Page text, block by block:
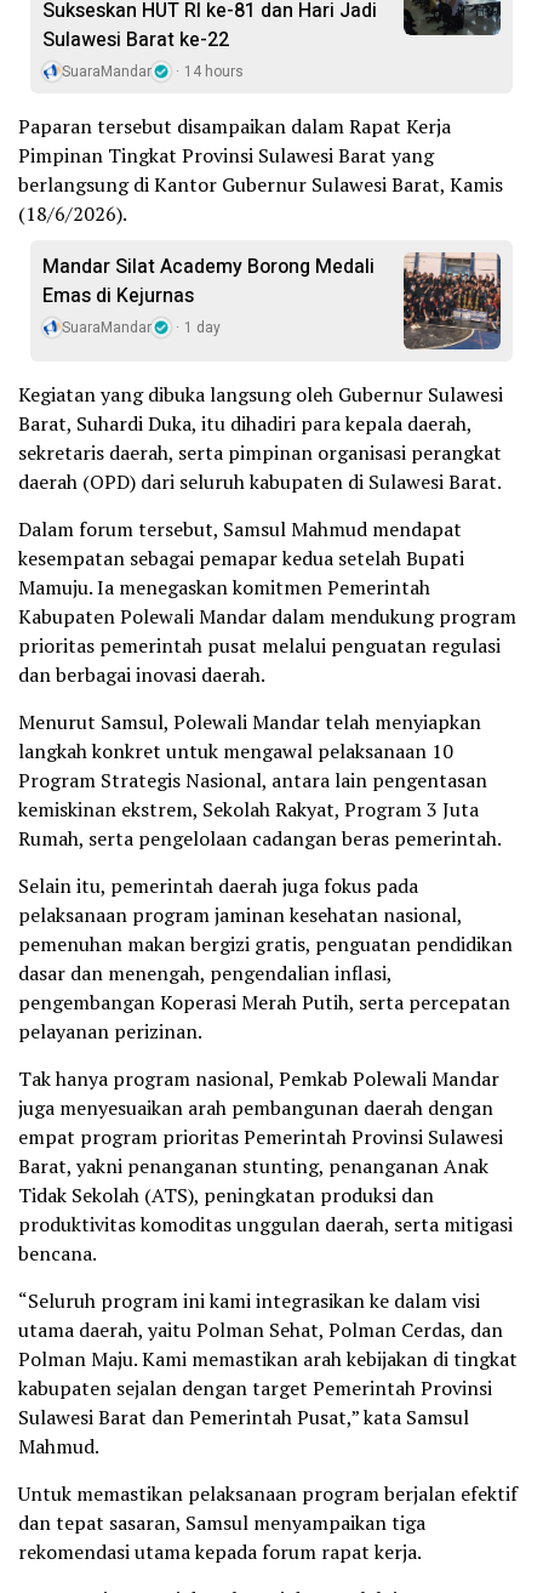
Sukseskan HUT RI ke-81 dan Hari Jadi
Sulawesi Barat ke-22
SuaraMandar 14 hours
Paparan tersebut disampaikan dalam Rapat Kerja
Pimpinan Tingkat Provinsi Sulawesi Barat yang
berlangsung di Kantor Gubernur Sulawesi Barat, Kamis
(18/6/2026).
Mandar Silat Academy Borong Medali
Emas di Kejurnas
SuaraMandar 1 day
Kegiatan yang dibuka langsung oleh Gubernur Sulawesi
Barat, Suhardi Duka, itu dihadiri para kepala daerah,
sekretaris daerah, serta pimpinan organisasi perangkat
daerah (OPD) dari seluruh kabupaten di Sulawesi Barat.
Dalam forum tersebut, Samsul Mahmud mendapat
kesempatan sebagai pemapar kedua setelah Bupati
Mamuju. Ia menegaskan komitmen Pemerintah
Kabupaten Polewali Mandar dalam mendukung program
prioritas pemerintah pusat melalui penguatan regulasi
dan berbagai inovasi daerah.
Menurut Samsul, Polewali Mandar telah menyiapkan
langkah konkret untuk mengawal pelaksanaan 10
Program Strategis Nasional, antara lain pengentasan
kemiskinan ekstrem, Sekolah Rakyat, Program 3 Juta
Rumah, serta pengelolaan cadangan beras pemerintah.
Selain itu, pemerintah daerah juga fokus pada
pelaksanaan program jaminan kesehatan nasional,
pemenuhan makan bergizi gratis, penguatan pendidikan
dasar dan menengah, pengendalian inflasi,
pengembangan Koperasi Merah Putih, serta percepatan
pelayanan perizinan.
Tak hanya program nasional, Pemkab Polewali Mandar
juga menyesuaikan arah pembangunan daerah dengan
empat program prioritas Pemerintah Provinsi Sulawesi
Barat, yakni penanganan stunting, penanganan Anak
Tidak Sekolah (ATS), peningkatan produksi dan
produktivitas komoditas unggulan daerah, serta mitigasi
bencana.
“Seluruh program ini kami integrasikan ke dalam visi
utama daerah, yaitu Polman Sehat, Polman Cerdas, dan
Polman Maju. Kami memastikan arah kebijakan di tingkat
kabupaten sejalan dengan target Pemerintah Provinsi
Sulawesi Barat dan Pemerintah Pusat,” kata Samsul
Mahmud.
Untuk memastikan pelaksanaan program berjalan efektif
dan tepat sasaran, Samsul menyampaikan tiga
rekomendasi utama kepada forum rapat kerja.